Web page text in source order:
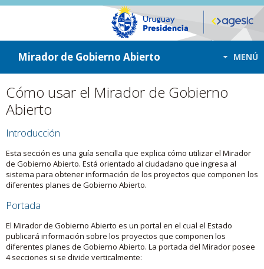
ir a contenido
ir al menú
Mirador de Gobierno Abierto MENÚ
Cómo usar el Mirador de Gobierno
Abierto
Introducción
Esta sección es una guía sencilla que explica cómo utilizar el Mirador
de Gobierno Abierto. Está orientado al ciudadano que ingresa al
sistema para obtener información de los proyectos que componen los
diferentes planes de Gobierno Abierto.
Portada
El Mirador de Gobierno Abierto es un portal en el cual el Estado
publicará información sobre los proyectos que componen los
diferentes planes de Gobierno Abierto. La portada del Mirador posee
4 secciones si se divide verticalmente: